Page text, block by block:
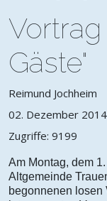
Gäste"
Reimund Jochheim
02. Dezember 2014
Zugriffe: 9199
Am Montag, dem
Altgemeinde
begonnenen losen